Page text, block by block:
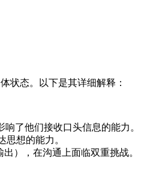
状态。以下是其详细解释：
了他们接收口头信息的能力。
想的能力。
），在沟通上面临双重挑战。